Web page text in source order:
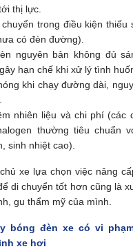
thị lực.
trong điều kiện thiếu
có đèn đường).
nguyên bản không đủ
hạn chế khi xử lý tình
khi chạy đường dài,
nhiên liệu và chi phí (các
thường tiêu chuẩn
sinh nhiệt cao).
xe lựa chọn việc nâng
di chuyển tốt hơn cũng là
gu thẩm mỹ của mình.
bóng đèn xe có vi
xe hơi